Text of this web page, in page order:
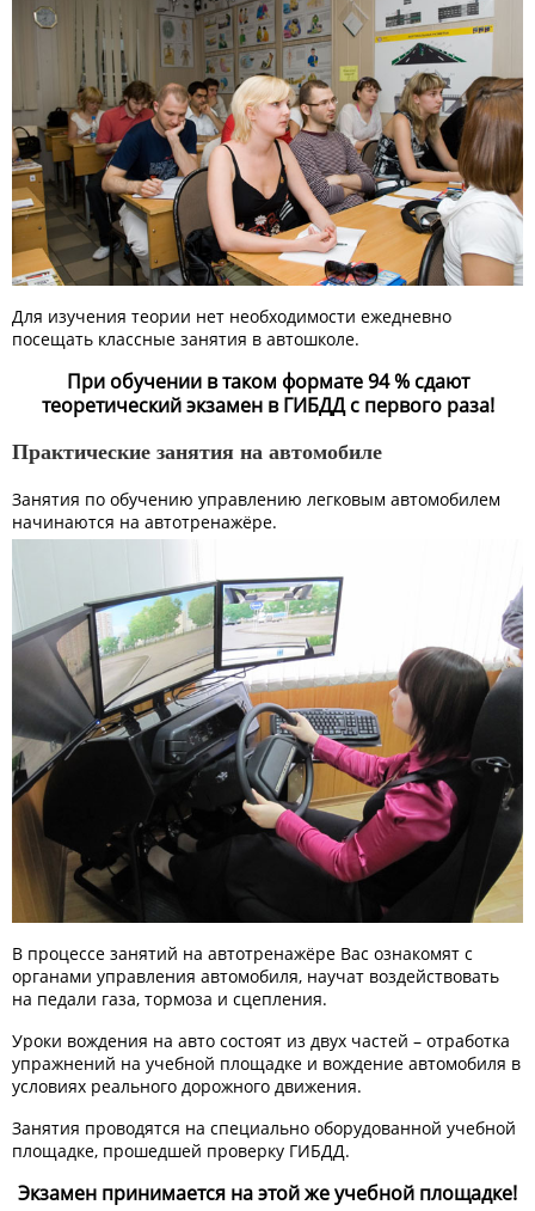
Для изучения теории нет необходимости ежедневно
посещать классные занятия в автошколе.
При обучении в таком формате 94 % сдают
теоретический экзамен в ГИБДД с первого раза!
Практические занятия на автомобиле
Занятия по обучению управлению легковым автомобилем
начинаются на автотренажёре.
В процессе занятий на автотренажёре Вас ознакомят с
органами управления автомобиля, научат воздействовать
на педали газа, тормоза и сцепления.
Уроки вождения на авто состоят из двух частей – отработка
упражнений на учебной площадке и вождение автомобиля в
условиях реального дорожного движения.
Занятия проводятся на специально оборудованной учебной
площадке, прошедшей проверку ГИБДД.
Экзамен принимается на этой же учебной площадке!